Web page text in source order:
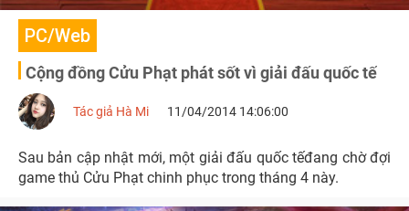
PC/Web
Cộng đồng Cửu Phạt phát sốt vì giải đấu quốc tế
Tác giả Hà Mi 11/04/2014 14:06:00
Sau bản cập nhật mới, một giải đấu quốc tếđang chờ đợi
game thủ Cửu Phạt chinh phục trong tháng 4 này.